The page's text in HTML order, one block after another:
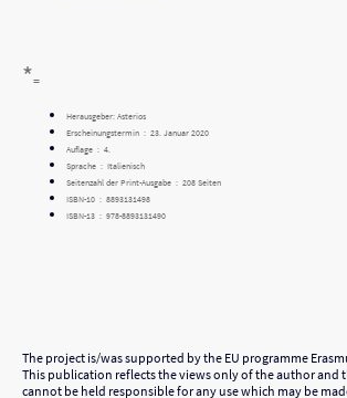
*=
Herausgeber: Asterios
Erscheinungstermin ‏ : ‎ 23. Januar 2020
Auflage ‏ : ‎ 4.
Sprache ‏ : ‎ Italienisch
Seitenzahl der Print-Ausgabe ‏ : ‎ 208 Seiten
ISBN-10 ‏ : ‎ 8893131498
ISBN-13 ‏ : ‎ 978-8893131490
The project is/was supported by the EU programme
This publication reflects the views only of the author and
cannot be held responsible for any use which may be